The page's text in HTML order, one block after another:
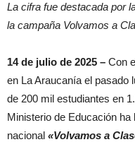
La cifra fue destacada por
la campaña Volvamos a
14 de julio de 2025 – Con
en La Araucanía el pasado
de 200 mil estudiantes en
Ministerio de Educación
nacional «Volvamos a